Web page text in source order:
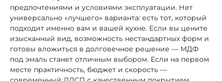
предпочтениями и условиями эксплуатации. Нет
универсально «лучшего» варианта: есть тот, который
подходит именно вам и вашей кухне. Если вы цените
изысканный вид, возможность нестандартных форм и
готовы вложиться в долговечное решение — МДФ
под эмаль станет отличным выбором. Если на первом
месте практичность, бюджет и скорость —